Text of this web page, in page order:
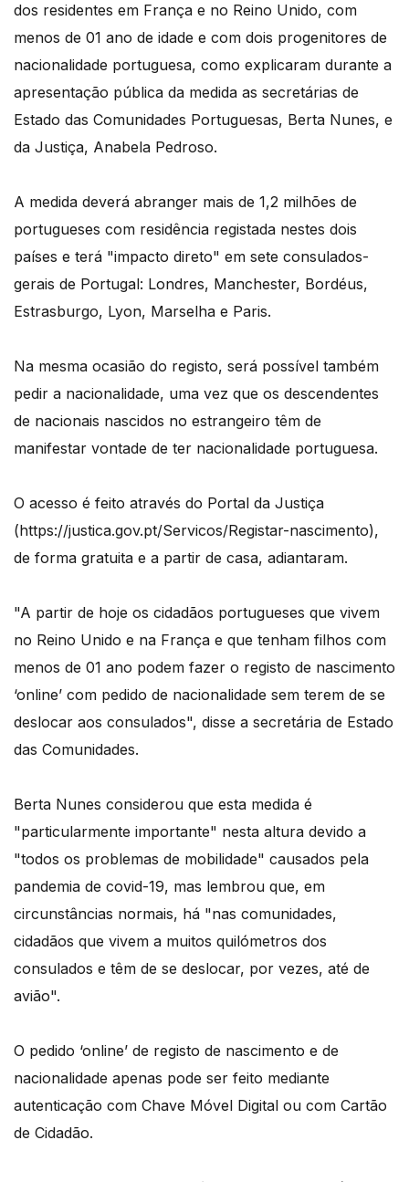
dos residentes em França e no Reino Unido, com
menos de 01 ano de idade e com dois progenitores de
nacionalidade portuguesa, como explicaram durante a
apresentação pública da medida as secretárias de
Estado das Comunidades Portuguesas, Berta Nunes, e
da Justiça, Anabela Pedroso.
A medida deverá abranger mais de 1,2 milhões de
portugueses com residência registada nestes dois
países e terá "impacto direto" em sete consulados-
gerais de Portugal: Londres, Manchester, Bordéus,
Estrasburgo, Lyon, Marselha e Paris.
Na mesma ocasião do registo, será possível também
pedir a nacionalidade, uma vez que os descendentes
de nacionais nascidos no estrangeiro têm de
manifestar vontade de ter nacionalidade portuguesa.
O acesso é feito através do Portal da Justiça
(https://justica.gov.pt/Servicos/Registar-nascimento),
de forma gratuita e a partir de casa, adiantaram.
"A partir de hoje os cidadãos portugueses que vivem
no Reino Unido e na França e que tenham filhos com
menos de 01 ano podem fazer o registo de nascimento
‘online’ com pedido de nacionalidade sem terem de se
deslocar aos consulados", disse a secretária de Estado
das Comunidades.
Berta Nunes considerou que esta medida é
"particularmente importante" nesta altura devido a
"todos os problemas de mobilidade" causados pela
pandemia de covid-19, mas lembrou que, em
circunstâncias normais, há "nas comunidades,
cidadãos que vivem a muitos quilómetros dos
consulados e têm de se deslocar, por vezes, até de
avião".
O pedido ‘online’ de registo de nascimento e de
nacionalidade apenas pode ser feito mediante
autenticação com Chave Móvel Digital ou com Cartão
de Cidadão.